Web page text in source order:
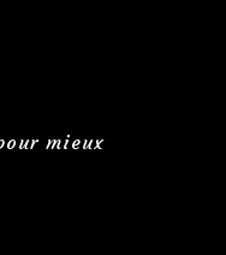
mieux